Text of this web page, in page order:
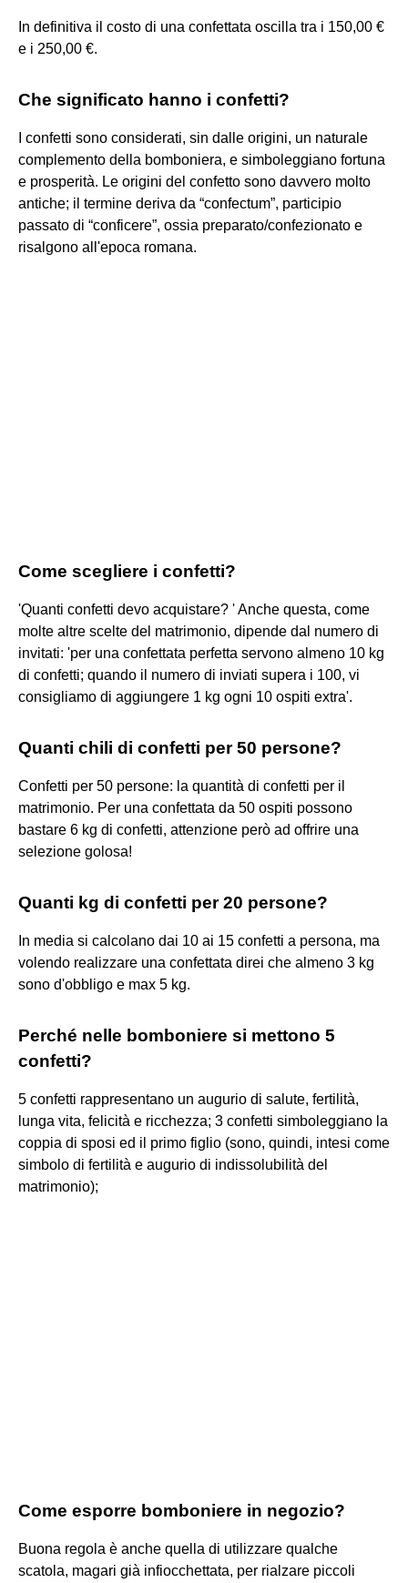
In definitiva il costo di una confettata oscilla tra i 150,00 €
e i 250,00 €.
Che significato hanno i confetti?
I confetti sono considerati, sin dalle origini, un naturale
complemento della bomboniera, e simboleggiano fortuna
e prosperità. Le origini del confetto sono davvero molto
antiche; il termine deriva da “confectum”, participio
passato di “conficere”, ossia preparato/confezionato e
risalgono all'epoca romana.
Come scegliere i confetti?
'Quanti confetti devo acquistare? ' Anche questa, come
molte altre scelte del matrimonio, dipende dal numero di
invitati: 'per una confettata perfetta servono almeno 10 kg
di confetti; quando il numero di inviati supera i 100, vi
consigliamo di aggiungere 1 kg ogni 10 ospiti extra'.
Quanti chili di confetti per 50 persone?
Confetti per 50 persone: la quantità di confetti per il
matrimonio. Per una confettata da 50 ospiti possono
bastare 6 kg di confetti, attenzione però ad offrire una
selezione golosa!
Quanti kg di confetti per 20 persone?
In media si calcolano dai 10 ai 15 confetti a persona, ma
volendo realizzare una confettata direi che almeno 3 kg
sono d'obbligo e max 5 kg.
Perché nelle bomboniere si mettono 5
confetti?
5 confetti rappresentano un augurio di salute, fertilità,
lunga vita, felicità e ricchezza; 3 confetti simboleggiano la
coppia di sposi ed il primo figlio (sono, quindi, intesi come
simbolo di fertilità e augurio di indissolubilità del
matrimonio);
Come esporre bomboniere in negozio?
Buona regola è anche quella di utilizzare qualche
scatola, magari già infiocchettata, per rialzare piccoli